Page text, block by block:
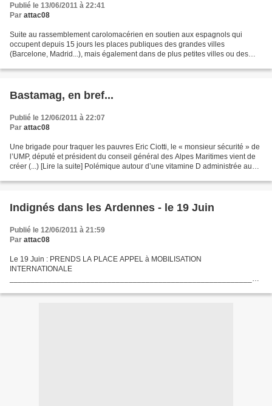
Publié le 13/06/2011 à 22:41
Par attac08
Suite au rassemblement carolomacérien en soutien aux espagnols qui
occupent depuis 15 jours les places publiques des grandes villes
(Barcelone, Madrid...), mais également dans de plus petites villes ou des
Bastamag, en bref...
Publié le 12/06/2011 à 22:07
Par attac08
Une brigade pour traquer les pauvres Eric Ciotti, le « monsieur sécurité » de
l’UMP, député et président du conseil général des Alpes Maritimes vient de
créer (...) [Lire la suite] Polémique autour d’une vitamine D administrée aux
Indignés dans les Ardennes - le 19 Juin
Publié le 12/06/2011 à 21:59
Par attac08
Le 19 Juin : PRENDS LA PLACE APPEL à MOBILISATION
INTERNATIONALE
réelle ensemble !! Rendez-vous sur la Place Ducale à Charleville-